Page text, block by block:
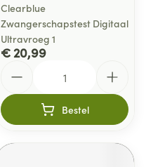
Clearblue
Zwangerschapstest Digitaal
Ultravroeg 1
€ 20,99
Bestel